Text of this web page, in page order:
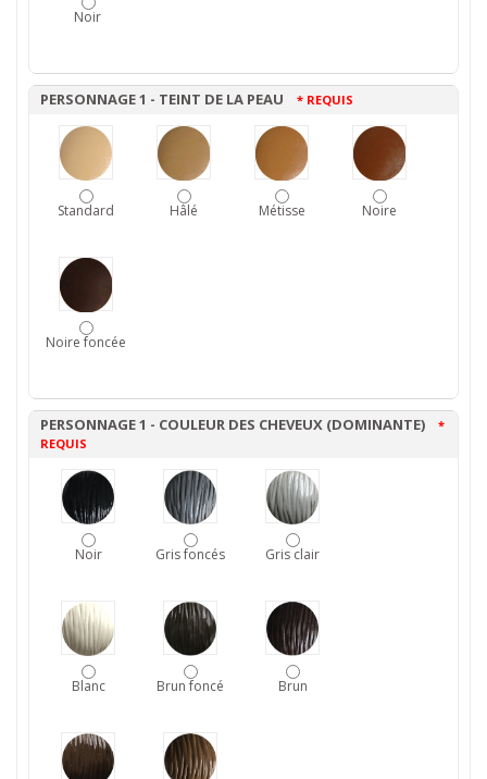
Noir
PERSONNAGE 1 - TEINT DE LA PEAU * REQUIS
Standard Hâlé Métisse Noire
Noire foncée
PERSONNAGE 1 - COULEUR DES CHEVEUX (DOMINANTE) *
REQUIS
Noir Gris foncés Gris clair
Blanc Brun foncé Brun